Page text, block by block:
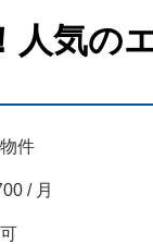
人気の
件
/ 月